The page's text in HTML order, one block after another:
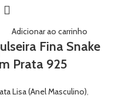
Adicionar ao carrinho
Fina Snake
Prata 925
Lisa (Anel Masculino),